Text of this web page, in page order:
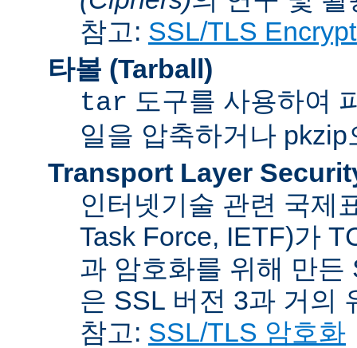
참고: SSL/TLS
타볼 (Tarball)
tar 도구를 사용하여
일을 압축하거나
Transport Layer
인터넷기술 관련 국제
Task Force, IETF)가
과 암호화를 위해 만
은 SSL 버전 3과 거의
참고: SSL/TLS 암호화